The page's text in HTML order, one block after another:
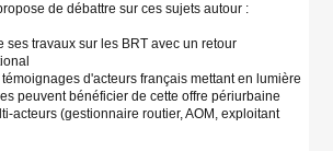
de débattre sur ces sujets autour :
ses travaux sur les BRT avec un retour
d'acteurs français mettant en lumière
peuvent bénéficier de cette offre périurbaine
acteurs (gestionnaire routier, AOM, exploitant